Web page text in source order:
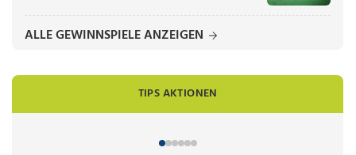
ALLE GEWINNSPIELE ANZEIGEN
TIPS AKTIONEN